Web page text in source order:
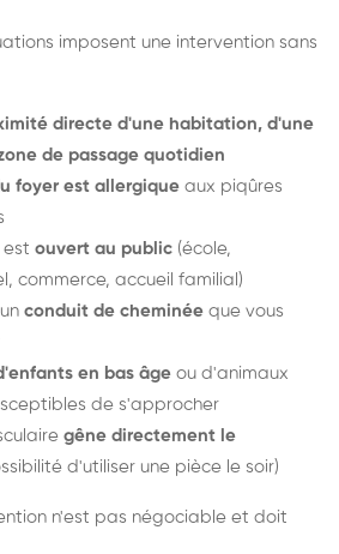
imposent une intervention sans
directe d'une habitation, d'une
de passage quotidien
foyer est allergique aux piqûres
est ouvert au public (école,
commerce, accueil familial)
conduit de cheminée que vous
en bas âge ou d'animaux
de s'approcher
gêne directement le
d'utiliser une pièce le soir)
n'est pas négociable et doit